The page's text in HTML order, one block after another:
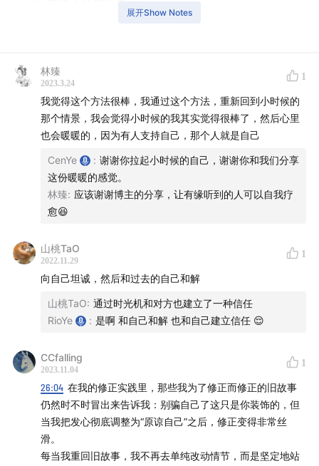
03:58突然起来的电话：Rio 秒变客服的日常
今日主题：时光机疗愈法
04:17 拍下请备注疗愈谢谢
05:40缘起于一次常规冲突：抽烟和信任
09:48尝试各种角度去化解冲突的 Rio
抛弃了所有理论的状态：正视自己的情绪
生
17:04理论基础：用现在的你处理过去的问题
18:00 像模像样的原理解析：场景替代疗法
18:58如何使用「时光机疗愈法」消解你内心带回来的
21:53Rio 的使用案例：被自己的感谢打动了
24:40「时光机疗愈法」的使用方法
25:48最难的是「做」这一步
26:29Tips: 也可以搭配「即时情绪反应」一起使用
27:01大家酌情使用，也请给我们留言反馈
展开Show Notes
林臻
2023.3.24
1
我觉得这个方法很棒，我通过这个方法，重新回到小时候的
那个情景，我会觉得小时候的我其实觉得很棒了，然后心里
也会暖暖的，因为有人支持自己，那个人就是自己
CenYe : 谢谢你拉起小时候的自己，谢谢你和我们分享
这份暖暖的感觉。
林臻: 应该谢谢博主的分享，让有缘听到的人可以自我疗
愈😆
山桃TaO
2022.11.29
1
向自己坦诚，然后和过去的自己和解
山桃TaO: 通过时光机和对方也建立了一种信任
RioYe
: 是啊 和自己和解 也和自己建立信任 😌
CCfalling
2023.11.04
1
26:04 在我的修正实践里，那些我为了修正而修正的旧故事
仍然时不时冒出来告诉我：别骗自己了这只是你装饰的，但
当我把发心彻底调整为“原谅自己”之后，修正变得非常丝
滑。
每当我重回旧故事，我不再去单纯改动情节，而是坚定地站